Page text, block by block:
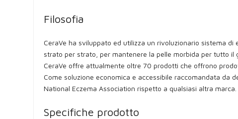
Filosofia
CeraVe ha sviluppato ed utilizza un rivoluzionario sistema
strato per strato, per mantenere la pelle morbida per tutto il
CeraVe offre attualmente oltre 70 prodotti che offrono
Come soluzione economica e accessibile raccomandata da
National Eczema Association rispetto a qualsiasi altra marca.
Specifiche prodotto